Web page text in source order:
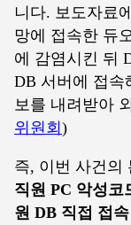
니다. 보도자료
망에 접속한 듀
에 감염시킨 뒤
DB 서버에 접속
보를 내려받아
위원회 )
즉, 이번 사건의
직원 PC 악성
원 DB 직접 접